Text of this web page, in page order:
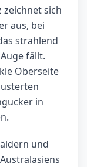
zeichnet sich
aus, bei
strahlend
fällt.
Oberseite
in
und